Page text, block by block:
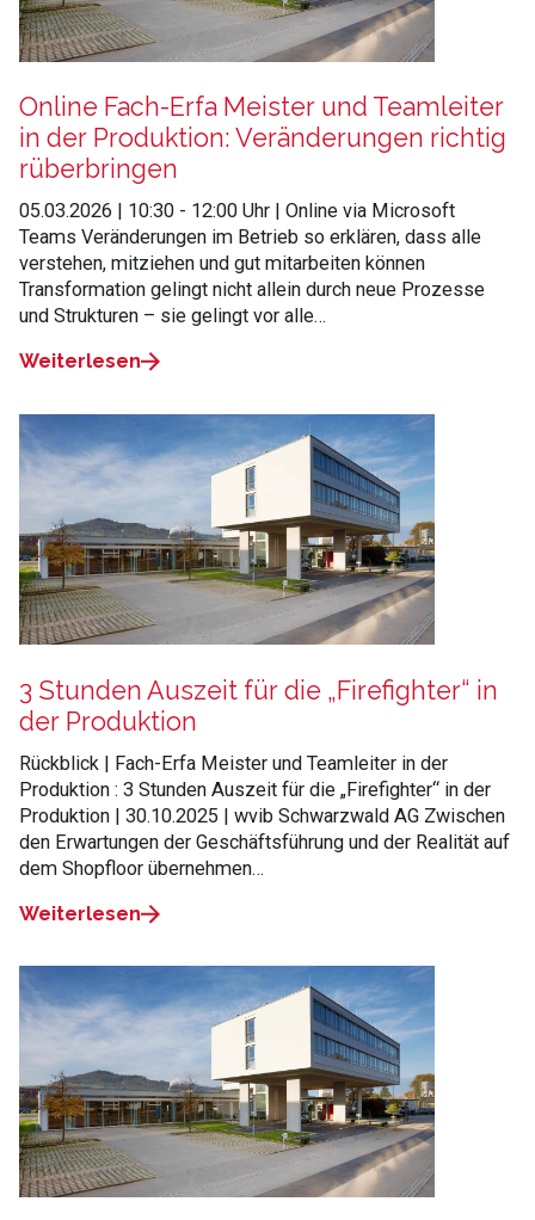
Online Fach-Erfa Meister und Teamleiter
in der Produktion: Veränderungen richtig
rüberbringen
05.03.2026 | 10:30 - 12:00 Uhr | Online via Microsoft
Teams Veränderungen im Betrieb so erklären, dass alle
verstehen, mitziehen und gut mitarbeiten können
Transformation gelingt nicht allein durch neue Prozesse
und Strukturen – sie gelingt vor alle…
Weiterlesen
3 Stunden Auszeit für die „Firefighter“ in
der Produktion
Rückblick | Fach-Erfa Meister und Teamleiter in der
Produktion : 3 Stunden Auszeit für die „Firefighter“ in der
Produktion | 30.10.2025 | wvib Schwarzwald AG Zwischen
den Erwartungen der Geschäftsführung und der Realität auf
dem Shopfloor übernehmen…
Weiterlesen